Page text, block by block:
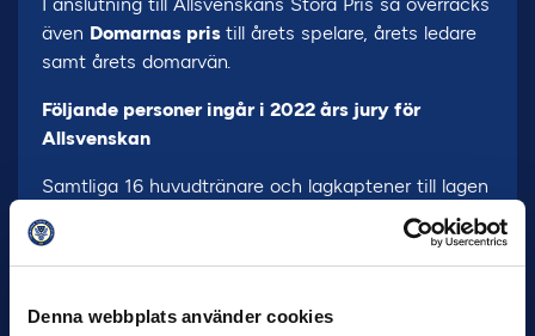
Denna webbplats använder cookies
även Domarnas pris till årets spelare, årets ledare
samt årets domarvän.
Följande personer ingår i 2022 års jury för
Allsvenskan
Samtliga 16 huvudtränare och lagkaptener till lagen
i Allsvenskan samt
–
Discovery,
Petra
Svensson– Discovery,Alexander Axén–
Bohman– Aftonbladet,Anel Avdic